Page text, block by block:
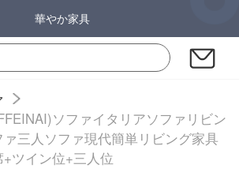
華やか家具
ソファイタリアソファリビン
三人ソファ現代簡単リビング家具
ツイン位+三人位